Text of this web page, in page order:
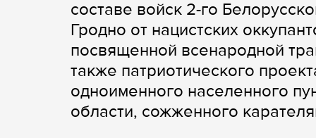
составе войск 2-го
Гродно от нацистских
посвященной всенародной
также патриотического
одноименного населенного
области, сожженного